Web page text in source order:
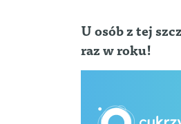
U osób z tej
raz w roku!